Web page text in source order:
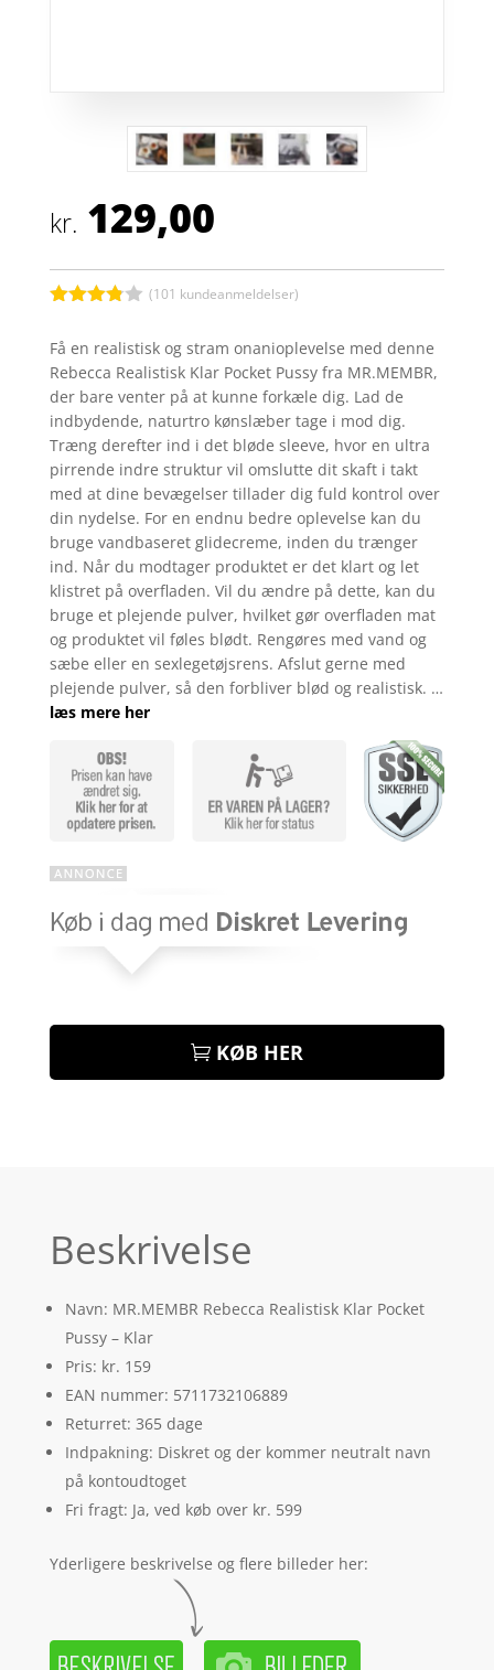
kr. 129,00
som
ud af 5
baseret
på
kundebed
ømmels
er
(101 kundeanmeldelser)
Få en realistisk og stram onanioplevelse med denne
Rebecca Realistisk Klar Pocket Pussy fra MR.MEMBR,
der bare venter på at kunne forkæle dig. Lad de
indbydende, naturtro kønslæber tage i mod dig.
Træng derefter ind i det bløde sleeve, hvor en ultra
pirrende indre struktur vil omslutte dit skaft i takt
med at dine bevægelser tillader dig fuld kontrol over
din nydelse. For en endnu bedre oplevelse kan du
bruge vandbaseret glidecreme, inden du trænger
ind. Når du modtager produktet er det klart og let
klistret på overfladen. Vil du ændre på dette, kan du
bruge et plejende pulver, hvilket gør overfladen mat
og produktet vil føles blødt. Rengøres med vand og
sæbe eller en sexlegetøjsrens. Afslut gerne med
plejende pulver, så den forbliver blød og realistisk. …
læs mere her
KØB HER
Beskrivelse
Navn: MR.MEMBR Rebecca Realistisk Klar Pocket
Pussy – Klar
Pris: kr. 159
EAN nummer: 5711732106889
Returret: 365 dage
Indpakning: Diskret og der kommer neutralt navn
på kontoudtoget
Fri fragt: Ja, ved køb over kr. 599
Yderligere beskrivelse og flere billeder her: